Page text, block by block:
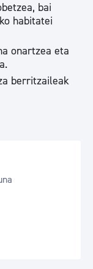
bai
habitatei
onartzea eta
berritzaileak